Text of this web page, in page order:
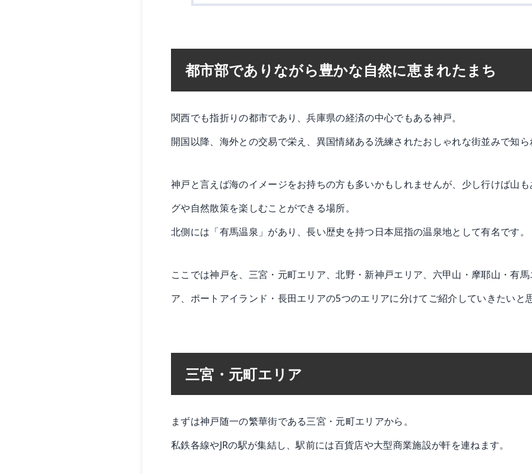
都市部でありながら豊かな自然に恵まれたまち
関西でも指折りの都市であり、兵庫県の経済の中心でもある神戸。
開国以降、海外との交易で栄え、異国情緒ある洗練されたおしゃれな街並みで知ら
神戸と言えば海のイメージをお持ちの方も多いかもしれませんが、少し行けば山
グや自然散策を楽しむことができる場所。
北側には「有馬温泉」があり、長い歴史を持つ日本屈指の温泉地として有名です。
ここでは神戸を、三宮・元町エリア、北野・新神戸エリア、六甲山・摩耶山・有
ア、ポートアイランド・長田エリアの5つのエリアに分けてご紹介していきたいと
三宮・元町エリア
まずは神戸随一の繁華街である三宮・元町エリアから。
私鉄各線やJRの駅が集結し、駅前には百貨店や大型商業施設が軒を連ねます。